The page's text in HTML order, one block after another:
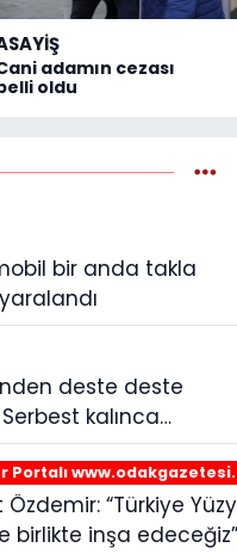
adamın cezası
oldu
kalınca
Portalı
birlikte inşa edeceğiz”